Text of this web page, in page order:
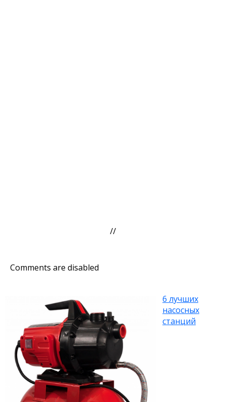
//
Comments are disabled
6 лучших
насосных
станций